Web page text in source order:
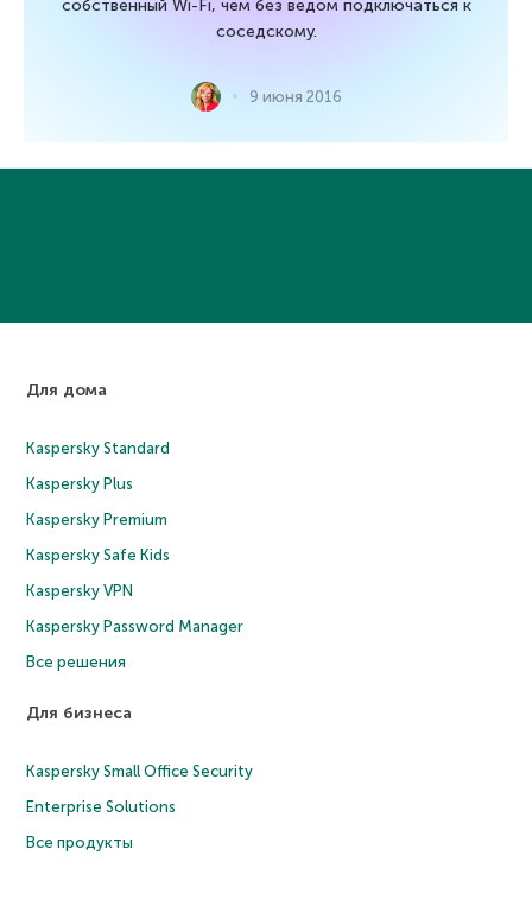
собственный Wi-Fi, чем без ведом подключаться к
соседскому.
9 июня 2016
Для дома
Kaspersky Standard
Kaspersky Plus
Kaspersky Premium
Kaspersky Safe Kids
Kaspersky VPN
Kaspersky Password Manager
Все решения
Для бизнеса
Kaspersky Small Office Security
Enterprise Solutions
Все продукты